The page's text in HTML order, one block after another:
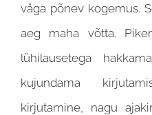
väga põnev kogemus.
aeg maha võtta.
lühilausetega
kujundama
kirjutamine, nagu